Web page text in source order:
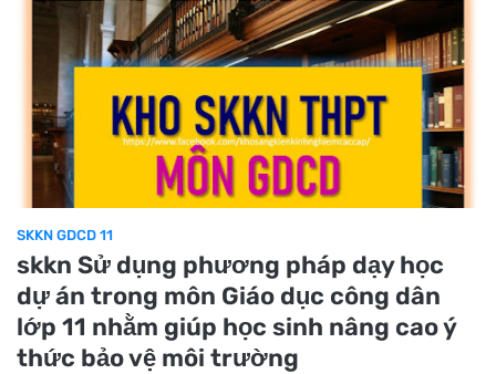
SKKN GDCD 11
skkn Sử dụng phương pháp dạy học
dự án trong môn Giáo dục công dân
lớp 11 nhằm giúp học sinh nâng cao ý
thức bảo vệ môi trường